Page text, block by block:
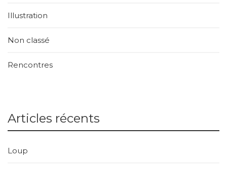
Illustration
Non classé
Rencontres
Articles récents
Loup